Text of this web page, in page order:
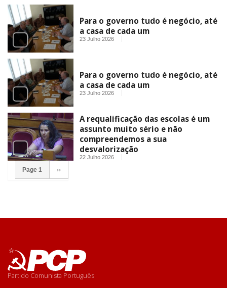
Para o governo tudo é negócio, até
a casa de cada um
23 Julho 2026
Para o governo tudo é negócio, até
a casa de cada um
23 Julho 2026
A requalificação das escolas é um
assunto muito sério e não
compreendemos a sua
desvalorização
22 Julho 2026
Page 1 ››
Partido Comunista Português